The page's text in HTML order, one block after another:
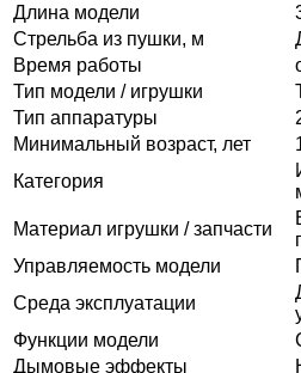
Длина модели
Стрельба из пушки, м
Время работы
Тип модели / игрушки
Тип аппаратуры
Минимальный возраст, лет
Категория
Материал игрушки / запчасти
Управляемость модели
Среда эксплуатации
Функции модели
Дымовые эффекты